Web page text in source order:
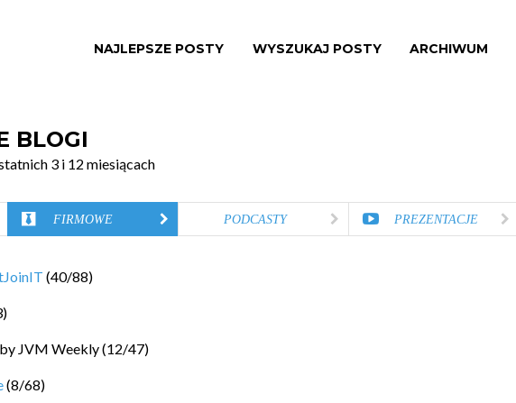
NAJLEPSZE POSTY WYSZUKAJ POSTY ARCHIWUM
BLOGI
3 i 12 miesiącach
FIRMOWE PODCASTY PREZENTACJE
(40/88)
)
by JVM Weekly(12/47)
(8/68)